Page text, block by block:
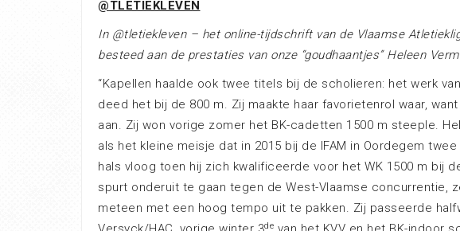
@TLETIEKLEVEN
In @tletiekleven – het online-tijdschrift van de Vlaamse
besteed aan de prestaties van onze “goudhaantjes” Heleen
“Kapellen haalde ook twee titels bij de scholieren: het werk
deed het bij de 800 m. Zij maakte haar favorietenrol waar,
aan. Zij won vorige zomer het BK-cadetten 1500 m steeple.
als het kleine meisje dat in 2015 bij de IFAM in Oordegem
hals vloog toen hij zich kwalificeerde voor het WK 1500 m bij
spurt onderuit te gaan tegen de West-Vlaamse concurrentie,
meteen met een hoog tempo uit te pakken. Zij passeerde
de